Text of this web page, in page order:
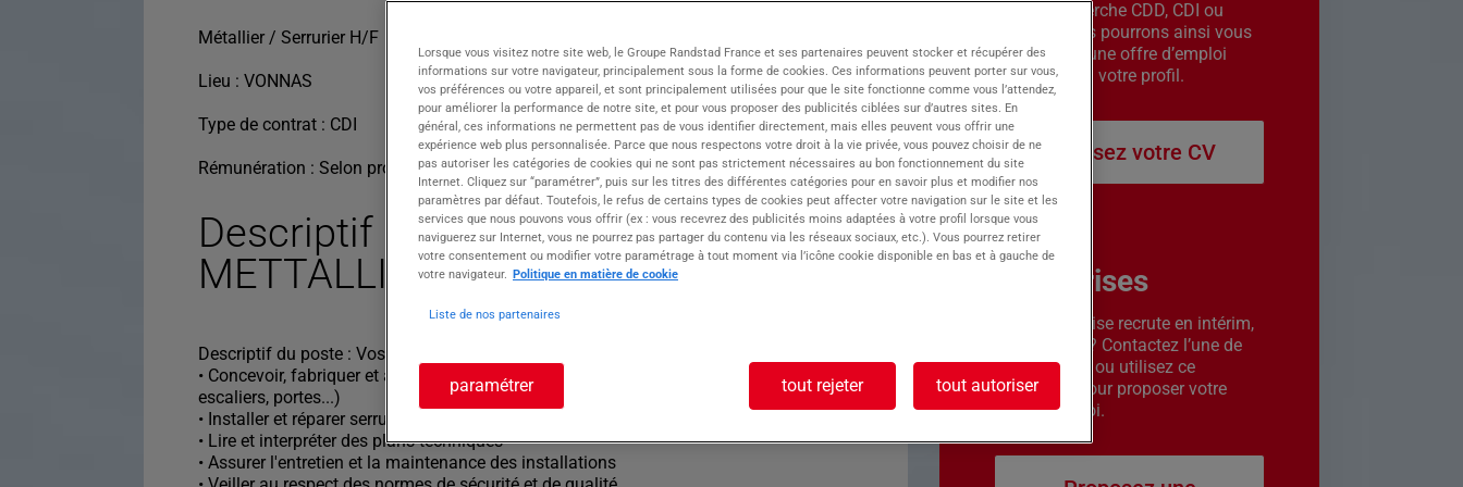
Métallier / Serrurier H/F
Lieu : VONNAS
Type de contrat : CDI
Rémunération : Selon profil et expérience
Descriptif du poste :
METTALLIER/SERRURIER H/F
Descriptif du poste : Vos missions principales :
• Concevoir, fabriquer et assembler des structures métalliques (portails, garde-corps,
escaliers, portes...)
• Installer et réparer serrures et systèmes de sécurité
• Lire et interpréter des plans techniques
• Assurer l'entretien et la maintenance des installations
êtes en recherche CDD, CDI ou
intérim. Nous pourrons ainsi vous
contacter si une offre d’emploi
correspond à votre profil.
Déposez votre CV
Entreprises
Votre entreprise recrute en intérim,
CDD ou CDI ? Contactez l’une de
nos agences ou utilisez ce
formulaire pour proposer votre
offre d’emploi.
Lorsque vous visitez notre site web, le Groupe Randstad France et ses partenaires peuvent stocker et récupérer des
informations sur votre navigateur, principalement sous la forme de cookies. Ces informations peuvent porter sur vous,
vos préférences ou votre appareil, et sont principalement utilisées pour que le site fonctionne comme vous l’attendez,
pour améliorer la performance de notre site, et pour vous proposer des publicités ciblées sur d’autres sites. En
général, ces informations ne permettent pas de vous identifier directement, mais elles peuvent vous offrir une
expérience web plus personnalisée. Parce que nous respectons votre droit à la vie privée, vous pouvez choisir de ne
pas autoriser les catégories de cookies qui ne sont pas strictement nécessaires au bon fonctionnement du site
Internet. Cliquez sur “paramétrer”, puis sur les titres des différentes catégories pour en savoir plus et modifier nos
paramètres par défaut. Toutefois, le refus de certains types de cookies peut affecter votre navigation sur le site et les
services que nous pouvons vous offrir (ex : vous recevrez des publicités moins adaptées à votre profil lorsque vous
naviguerez sur Internet, vous ne pourrez pas partager du contenu via les réseaux sociaux, etc.). Vous pourrez retirer
votre consentement ou modifier votre paramétrage à tout moment via l’icône cookie disponible en bas et à gauche de
votre navigateur. Politique en matière de cookie
Liste de nos partenaires
paramétrer tout rejeter tout autoriser